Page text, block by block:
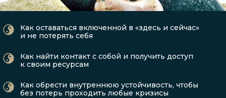
Как оставаться включенной в «здесь и сейчас»
и не потерять себя
Как найти контакт с собой и получить доступ
к своим ресурсам
Как обрести внутреннюю устойчивость, чтобы
без потерь проходить любые кризисы